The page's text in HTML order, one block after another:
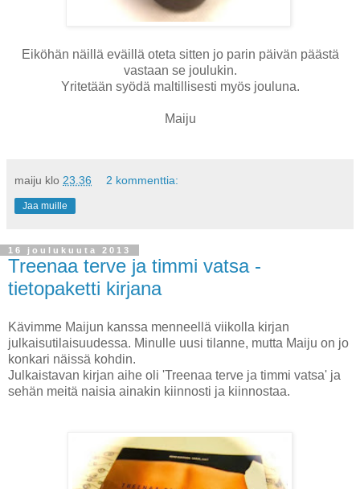
Eiköhän näillä eväillä oteta sitten jo parin päivän päästä
vastaan se joulukin.
Yritetään syödä maltillisesti myös jouluna.
Maiju
maiju klo 23.36 2 kommenttia:
Jaa muille
16 joulukuuta 2013
Treenaa terve ja timmi vatsa -
tietopaketti kirjana
Kävimme Maijun kanssa menneellä viikolla kirjan
julkaisutilaisuudessa. Minulle uusi tilanne, mutta Maiju on jo
konkari näissä kohdin.
Julkaistavan kirjan aihe oli 'Treenaa terve ja timmi vatsa' ja
sehän meitä naisia ainakin kiinnosti ja kiinnostaa.